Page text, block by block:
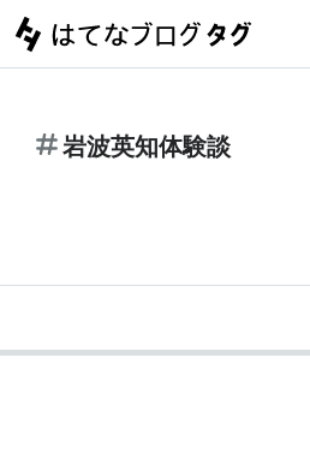
岩波英知体験談